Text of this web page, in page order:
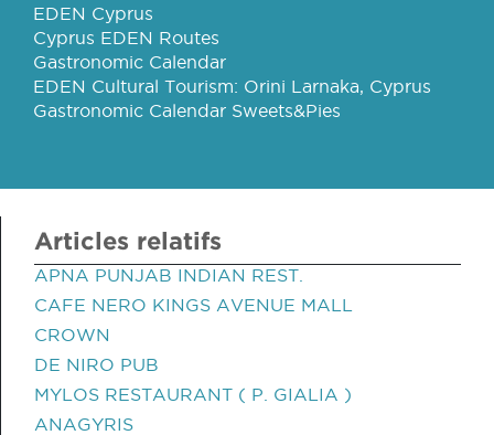
EDEN Cyprus
Cyprus EDEN Routes
Gastronomic Calendar
EDEN Cultural Tourism: Orini Larnaka, Cyprus
Gastronomic Calendar Sweets&Pies
Articles relatifs
APNA PUNJAB INDIAN REST.
CAFE NERO KINGS AVENUE MALL
CROWN
DE NIRO PUB
MYLOS RESTAURANT ( P. GIALIA )
ANAGYRIS